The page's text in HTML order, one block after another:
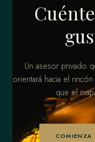
Un asesor privado
orientará hacia el
que el
COMIENZA